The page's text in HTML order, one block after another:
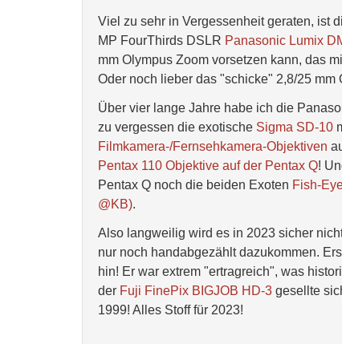
Viel zu sehr in Vergessenheit geraten, ist
MP FourThirds DSLR Panasonic Lumix
mm Olympus Zoom vorsetzen kann, das
Oder noch lieber das "schicke" 2,8/25 mm
Über vier lange Jahre habe ich die
zu vergessen die exotische Sigma SD-10
Filmkamera-/Fernsehkamera-Objektiven
Pentax 110 Objektive auf der Pentax Q!
Pentax Q noch die beiden Exoten Fish-
@KB).
Also langweilig wird es in 2023 sicher
nur noch handabgezählt dazukommen.
hin! Er war extrem "ertragreich", was
der Fuji FinePix BIGJOB HD-3 gesellte
1999! Alles Stoff für 2023!